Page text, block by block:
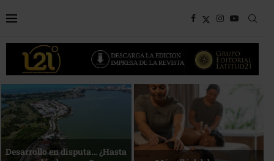
Bottega, un viaje servido a la
Energía que Impulsa la